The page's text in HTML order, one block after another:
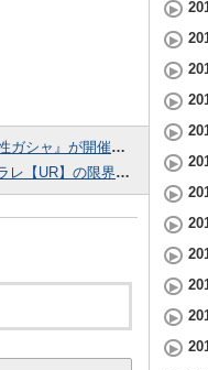
老界王神のオマケ付き！
テータスが判明しました！